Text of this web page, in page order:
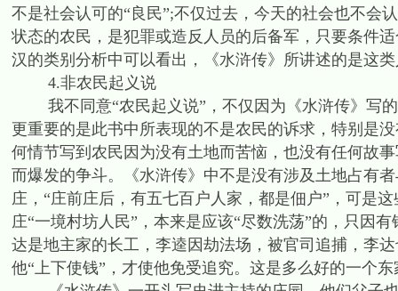
不是社会认可的“良民”;不仅过去，今天的社会也不会
状态的农民，是犯罪或造反人员的后备军，只要条件
汉的类别分析中可以看出，《水浒传》所讲述的是这
4.非农民起义说
我不同意“农民起义说”，不仅因为《水浒传》写的
更重要的是此书中所表现的不是农民的诉求，特别是
何情节写到农民因为没有土地而苦恼，也没有任何故
而爆发的争斗。《水浒传》中不是没有涉及土地占有
庄，“庄前庄后，有五七百户人家，都是佃户”，可是
庄“一境村坊人民”，本来是应该“尽数洗荡”的，只因
达是地主家的长工，李逵因劫法场，被官司追捕，李
他“上下使钱”，才使他免受追究。这是多么好的一个东